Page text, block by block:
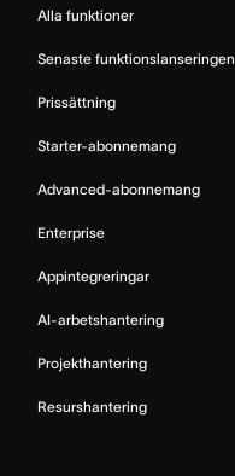
Alla funktioner
Senaste funktionslanseringen
Prissättning
Starter-abonnemang
Advanced-abonnemang
Enterprise
Appintegreringar
AI-arbetshantering
Projekthantering
Resurshantering